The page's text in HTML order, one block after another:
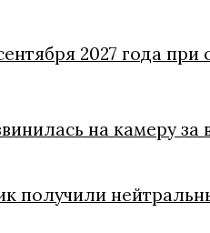
2027 года
на камеру за
получили